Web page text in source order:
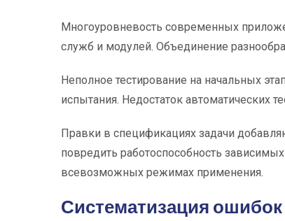
Многоуровневость современных
служб и модулей. Объединение
Неполное тестирование на начальных
испытания. Недостаток автоматических
Правки в спецификациях задачи
повредить работоспособность
всевозможных режимах применения.
Систематизация